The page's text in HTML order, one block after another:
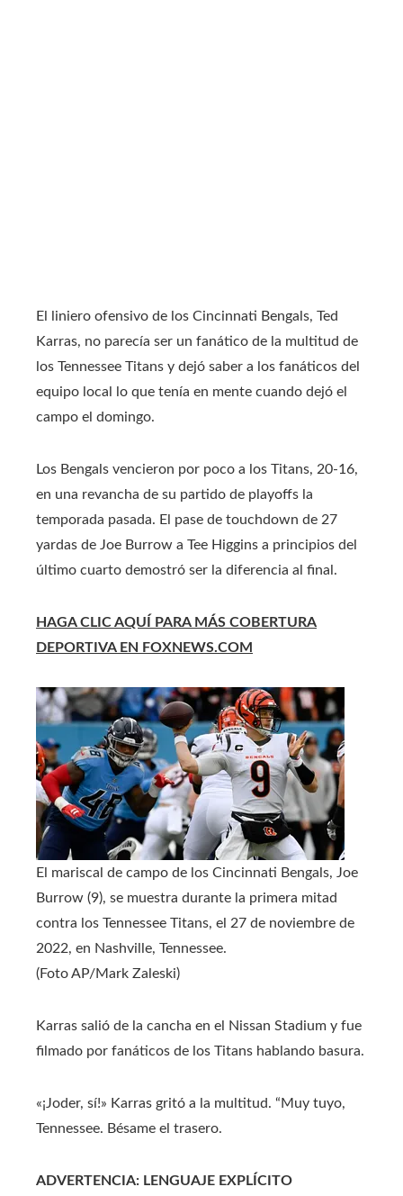
El liniero ofensivo de los Cincinnati Bengals, Ted
Karras, no parecía ser un fanático de la multitud de
los Tennessee Titans y dejó saber a los fanáticos del
equipo local lo que tenía en mente cuando dejó el
campo el domingo.
Los Bengals vencieron por poco a los Titans, 20-16,
en una revancha de su partido de playoffs la
temporada pasada. El pase de touchdown de 27
yardas de Joe Burrow a Tee Higgins a principios del
último cuarto demostró ser la diferencia al final.
HAGA CLIC AQUÍ PARA MÁS COBERTURA
DEPORTIVA EN FOXNEWS.COM
El mariscal de campo de los Cincinnati Bengals, Joe
Burrow (9), se muestra durante la primera mitad
contra los Tennessee Titans, el 27 de noviembre de
2022, en Nashville, Tennessee.
(Foto AP/Mark Zaleski)
Karras salió de la cancha en el Nissan Stadium y fue
filmado por fanáticos de los Titans hablando basura.
«¡Joder, sí!» Karras gritó a la multitud. “Muy tuyo,
Tennessee. Bésame el trasero.
ADVERTENCIA: LENGUAJE EXPLÍCITO